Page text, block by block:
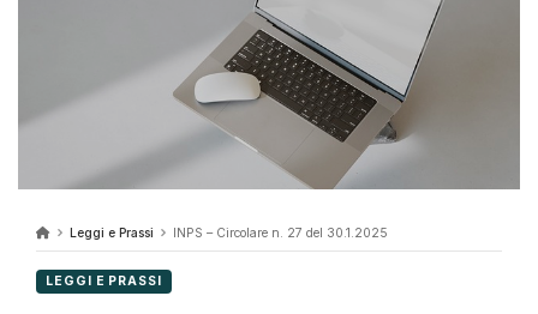
Leggi e Prassi INPS – Circolare n. 27 del 30.1.2025
LEGGI E PRASSI